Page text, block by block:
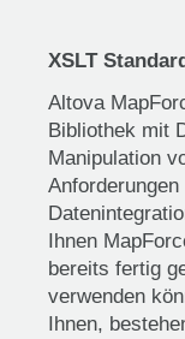
XSLT
Altova
Bibliothek mit
Manipulation
Anforderungen
Ihnen
bereits fertig
verwenden
Ihnen,